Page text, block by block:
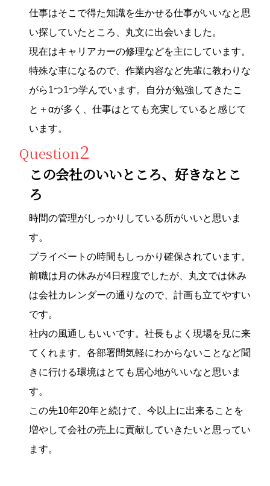
仕事はそこで得た知識を生かせる仕事がいいなと思
い探していたところ、丸文に出会いました。
現在はキャリアカーの修理などを主にしています。
特殊な車になるので、作業内容など先輩に教わりな
がら1つ1つ学んでいます。自分が勉強してきたこ
と＋αが多く、仕事はとても充実していると感じて
います。
Question2
この会社のいいところ、好きなとこ
ろ
時間の管理がしっかりしている所がいいと思いま
す。
プライベートの時間もしっかり確保されています。
前職は月の休みが4日程度でしたが、丸文では休み
は会社カレンダーの通りなので、計画も立てやすい
です。
社内の風通しもいいです。社長もよく現場を見に来
てくれます。各部署間気軽にわからないことなど聞
きに行ける環境はとても居心地がいいなと思いま
す。
この先10年20年と続けて、今以上に出来ることを
増やして会社の売上に貢献していきたいと思ってい
ます。